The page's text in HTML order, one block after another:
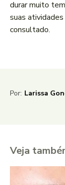
durar muito
suas
consultado.
Por: Larissa
Veja